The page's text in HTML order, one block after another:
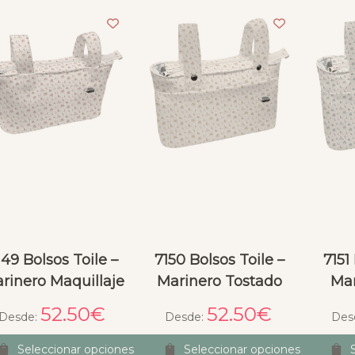
Bolsos Toile –
Maquillaje
Desde: 52.50€
Seleccionar opciones
7150 Bolsos Toile –
Marinero Tostado
Desde: 52.50€
Seleccionar opciones
hace 2 meses
experiencia de
El saco de capazo
alta calidad y en
a lo que vale es un
❤️ Repetiré sin
punto de
la web es un poco
navegar.
hace 2 meses
Encantada con la funda,
bien hecha, encaja perfecta,
buena comunicación, ha
venido mas rápido de lo
esperado, me ha incluido un